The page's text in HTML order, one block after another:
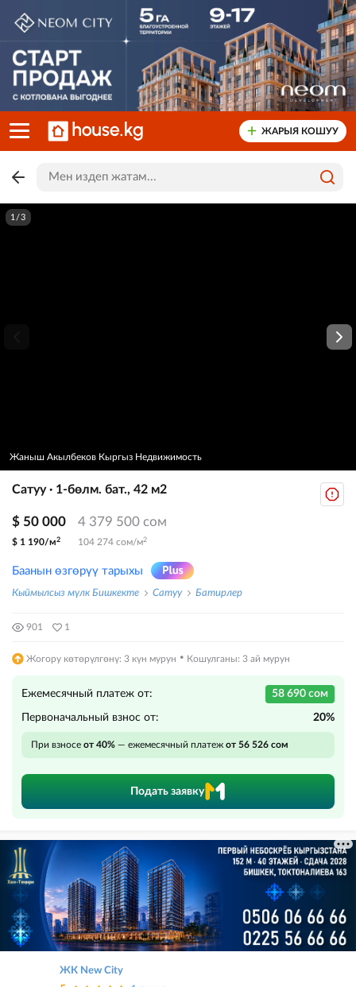
ЖАРЫЯ КОШУУ
1/3
Жаныш Акылбеков Кыргыз Недвижимость
Сатуу · 1-бөлм. бат., 42 м2
$ 50 000 4 379 500 сом
$ 1 190/м2 104 274 сом/м2
Баанын өзгөрүү тарыхы
Кыймылсыз мүлк Бишкекте Сатуу Батирлер
901 1
Жогору көтөрүлгөнү: 3 күн мурун · Кошулганы: 3 ай мурун
Ежемесячный платеж от: 58 690 сом
Первоначальный взнос от: 20%
При взносе от 40% — ежемесячный платеж от 56 526 сом
Подать заявку
ЖК New City